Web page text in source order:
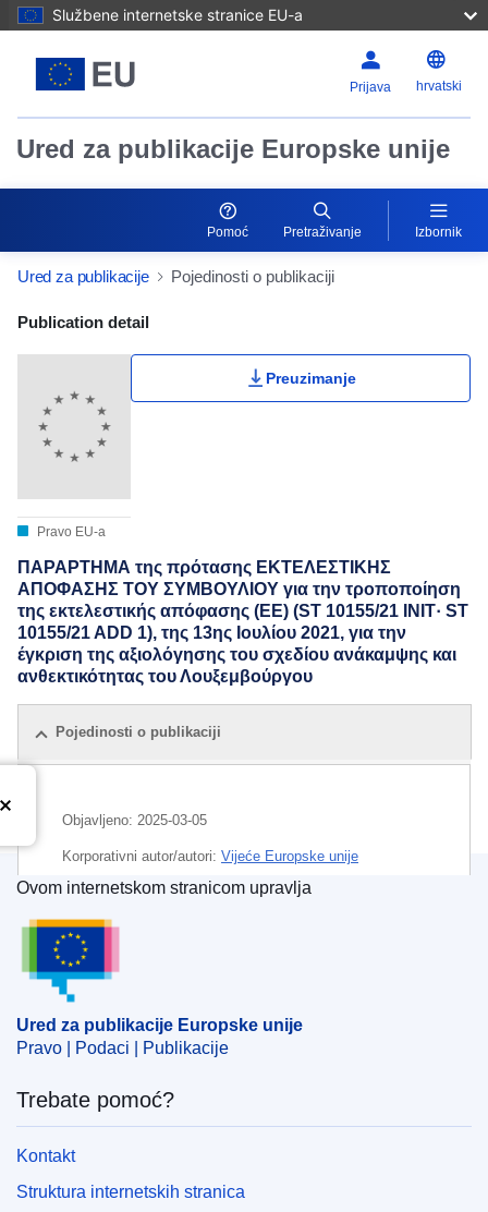
Službene internetske stranice EU-a
Prijava hrvatski
Ured za publikacije Europske unije
Pomoć Pretraživanje Izbornik
Ured za publikacije Pojedinosti o publikaciji
Publication Detail Actions Portlet
Publication detail
Pravo EU-a
Preuzimanje
ΠΑΡΑΡΤΗΜΑ της πρότασης ΕΚΤΕΛΕΣΤΙΚΗΣ
ΑΠΟΦΑΣΗΣ ΤΟΥ ΣΥΜΒΟΥΛΙΟΥ για την τροποποίηση
της εκτελεστικής απόφασης (ΕΕ) (ST 10155/21 INIT· ST
10155/21 ADD 1), της 13ης Ιουλίου 2021, για την
έγκριση της αξιολόγησης του σχεδίου ανάκαμψης και
ανθεκτικότητας του Λουξεμβούργου
Pojedinosti o publikaciji
Objavljeno: 2025-03-05
Korporativni autor/autori: Vijeće Europske unije
IMMC : ST 6772 2025 ADD 1
Ured za publikacije Europske unije
Ovom internetskom stranicom upravlja
Ured za publikacije Europske unije
Pravo | Podaci | Publikacije
Trebate pomoć?
Kontakt
Struktura internetskih stranica